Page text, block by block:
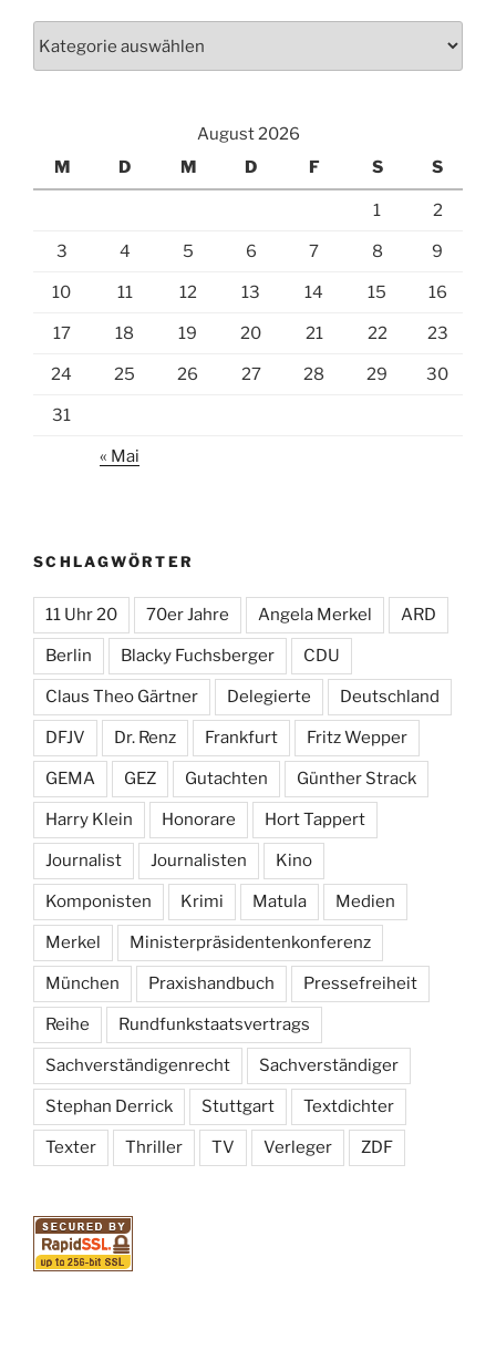
August 2026
M
D M D F S S
1 2
3 4 5 6 7 8 9
10 11 12 13 14 15 16
17 18 19 20 21 22 23
24 25 26 27 28 29 30
31
« Mai
SCHLAGWÖRTER
11 Uhr 20 70er Jahre Angela Merkel ARD
Berlin Blacky Fuchsberger CDU
Claus Theo Gärtner Delegierte Deutschland
DFJV Dr. Renz Frankfurt Fritz Wepper
GEMA GEZ Gutachten Günther Strack
Harry Klein Honorare Hort Tappert
Journalist Journalisten Kino
Komponisten Krimi Matula Medien
Merkel Ministerpräsidentenkonferenz
München Praxishandbuch Pressefreiheit
Reihe Rundfunkstaatsvertrags
Sachverständigenrecht Sachverständiger
Stephan Derrick Stuttgart Textdichter
Texter Thriller TV Verleger ZDF